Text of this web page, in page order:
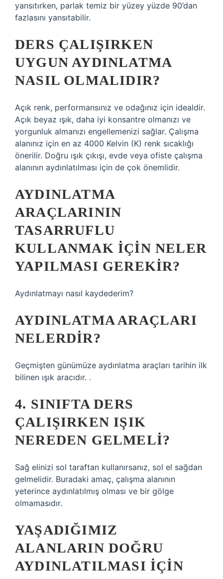
yansıtırken, parlak temiz bir yüzey yüzde 90’dan
fazlasını yansıtabilir.
DERS ÇALIŞIRKEN
UYGUN AYDINLATMA
NASIL OLMALIDIR?
Açık renk, performansınız ve odağınız için idealdir.
Açık beyaz ışık, daha iyi konsantre olmanızı ve
yorgunluk almanızı engellemenizi sağlar. Çalışma
alanınız için en az 4000 Kelvin (K) renk sıcaklığı
önerilir. Doğru ışık çıkışı, evde veya ofiste çalışma
alanının aydınlatılması için de çok önemlidir.
AYDINLATMA
ARAÇLARININ
TASARRUFLU
KULLANMAK IÇIN NELER
YAPILMASI GEREKIR?
Aydınlatmayı nasıl kaydederim?
AYDINLATMA ARAÇLARI
NELERDIR?
Geçmişten günümüze aydınlatma araçları tarihin ilk
bilinen ışık aracıdır. .
4. SINIFTA DERS
ÇALIŞIRKEN IŞIK
NEREDEN GELMELI?
Sağ elinizi sol taraftan kullanırsanız, sol el sağdan
gelmelidir. Buradaki amaç, çalışma alanının
yeterince aydınlatılmış olması ve bir gölge
olmamasıdır.
YAŞADIĞIMIZ
ALANLARIN DOĞRU
AYDINLATILMASI IÇIN